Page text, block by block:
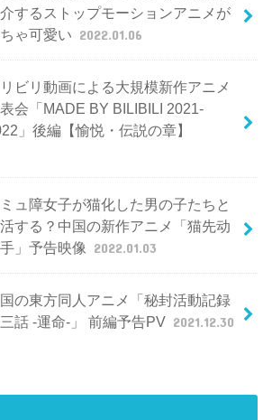
するストップモーションアニメが
ゃ可愛い 2022.01.06
ビリ動画による大規模新作アニメ
会「MADE BY BILIBILI 2021-
」後編【愉悦・伝説の章】
ュ障女子が猫化した男の子たちと
する？中国の新作アニメ「猫先动
」予告映像
2022.01.03
の東方同人アニメ「秘封活動記録
話 -運命-」 前編予告PV 2021.12.30